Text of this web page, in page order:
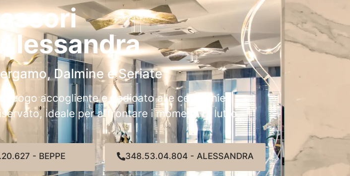
Dalmine e Seriate
luogo accogliente e dedicato alle cerimonie
ideale per affrontare i momenti di lutto.
- BEPPE 348.53.04.804 - ALESSANDRA